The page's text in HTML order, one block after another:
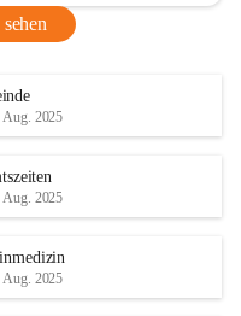
Aug. 2025
Aug. 2025
Aug. 2025